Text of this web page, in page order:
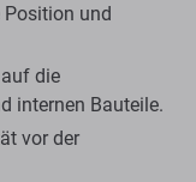
Position und
die
internen Bauteile.
vor der